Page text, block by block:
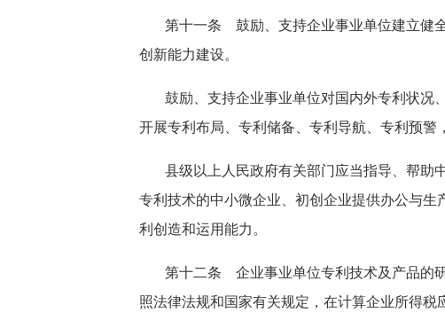
第十一条 鼓励、支持企业事业单位建立健
创新能力建设。
鼓励、支持企业事业单位对国内外专利状况
开展专利布局、专利储备、专利导航、专利预警
县级以上人民政府有关部门应当指导、帮助
专利技术的中小微企业、初创企业提供办公与
利创造和运用能力。
第十二条 企业事业单位专利技术及产品的
照法律法规和国家有关规定，在计算企业所得税